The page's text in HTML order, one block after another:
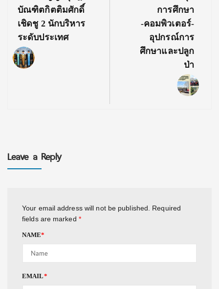
บัณฑิตกิตติมศักดิ์
เชิดชู 2 นักบริหาร
ระดับประเทศ
การศึกษา
-คอมพิวเตอร์-
อุปกรณ์การ
ศึกษาและปลูก
ป่า
Leave a Reply
Your email address will not be published. Required
fields are marked *
NAME*
EMAIL*